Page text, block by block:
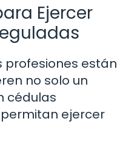
Ejercer
profesiones están
no solo un
cédulas
ejercer